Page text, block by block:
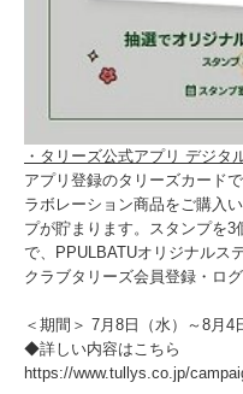
・タリーズ公式アプリ デジタ
アプリ登録のタリーズカード
ラボレーション商品をご購入
プが貯まります。スタンプを
で、PPULBATUオリジナルス
クラブタリーズ会員登録・ロ
＜期間＞ 7月8日（水）～8月4
◆詳しい内容はこちら
https://www.tullys.co.jp/